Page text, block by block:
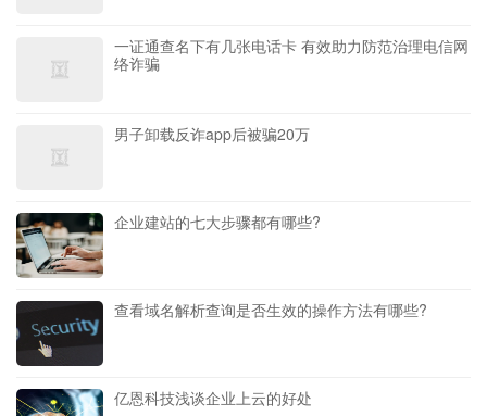
一证通查名下有几张电话卡 有效助力防范治理电信网
络诈骗
男子卸载反诈app后被骗20万
企业建站的七大步骤都有哪些?
查看域名解析查询是否生效的操作方法有哪些?
亿恩科技浅谈企业上云的好处